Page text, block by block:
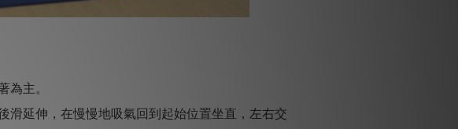
為主。
滑延伸，在慢慢地吸氣回到起始位置坐直，左右交